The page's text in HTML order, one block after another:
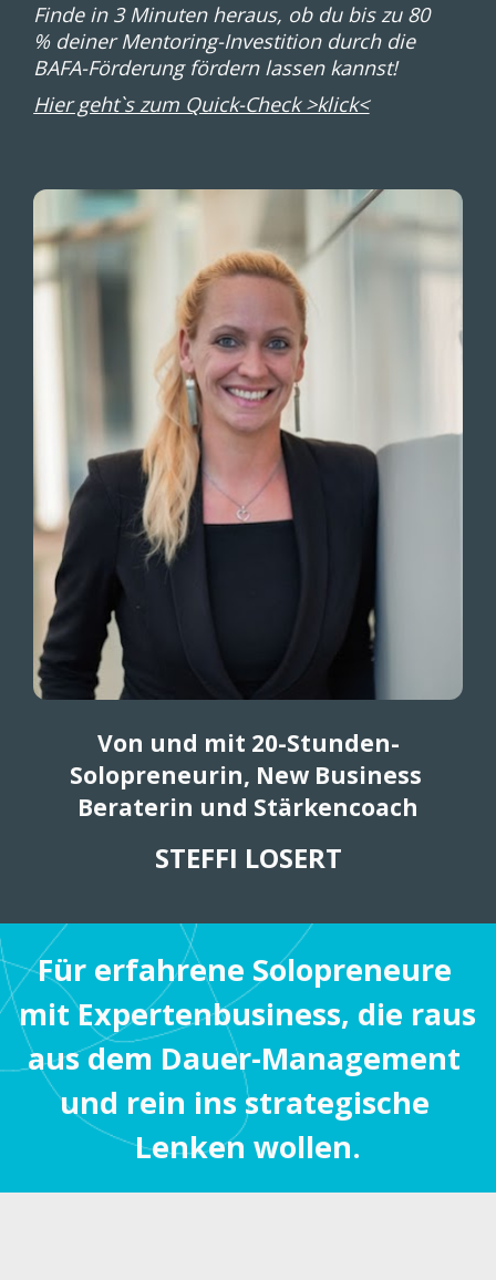
Finde in 3 Minuten heraus, ob du bis zu 80
% deiner Mentoring-Investition durch die
BAFA-Förderung fördern lassen kannst!
Hier geht`s zum Quick-Check >klick<
Von und mit 20-Stunden-
Solopreneurin, New Business
Beraterin und Stärkencoach
STEFFI LOSERT
Für erfahrene Solopreneure
mit Expertenbusiness, die raus
aus dem Dauer-Management
und rein ins strategische
Lenken wollen.